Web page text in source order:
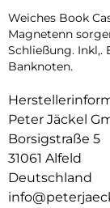
Weiches Book
Magnetenn
Schließung. Inkl,.
Banknoten.
Peter Jäckel
Borsigstraße 5
31061 Alfeld
Deutschland